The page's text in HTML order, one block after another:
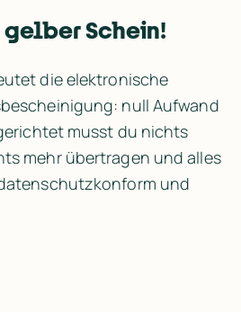
gelber Schein!
die elektronische
null Aufwand
musst du nichts
mehr übertragen und alles
und